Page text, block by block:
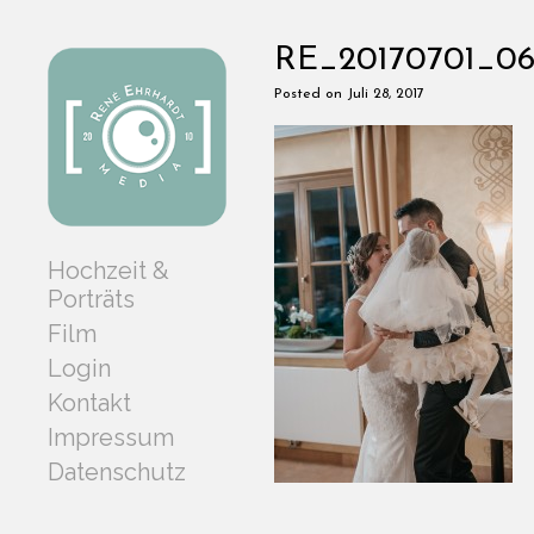
Hochzeit &
Porträts
Film
Login
Kontakt
Impressum
Datenschutz
Posted on Juli 28, 2017